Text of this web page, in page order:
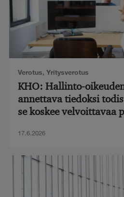
Verotus, Yritysverotus
KHO: Hallinto-
annettava tiedoksi
se koskee velvoittavaa
17.6.2026